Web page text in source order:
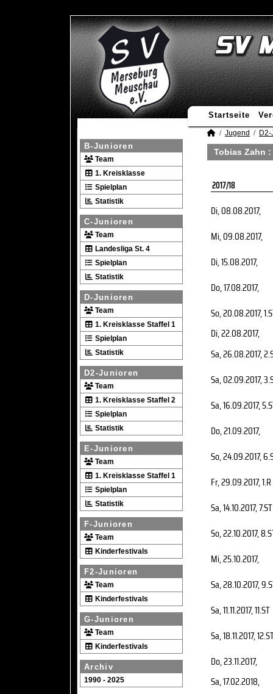
Startseite
B-Junioren
Team
1. Kreisklasse
Spielplan
Statistik
C-Junioren
Team
Landesliga St. 4
Spielplan
Statistik
D-Junioren
Team
1. Kreisklasse Staffel 1
Spielplan
Statistik
D2-Junioren
Team
1. Kreisklasse Staffel 2
Spielplan
Statistik
E-Junioren
Team
1. Kreisklasse Staffel 1
Spielplan
Statistik
F-Junioren
Team
Kinderfestivals
F2-Junioren
Team
Kinderfestivals
G-Junioren
Team
Kinderfestivals
Archiv
1990 - 2025
Jugend
Tobias Zahn
2017/18
Di, 08.08.2017,
Mi, 09.08.2017,
Di, 15.08.2017,
Do, 17.08.2017,
So, 20.08.2017,
Di, 22.08.2017,
Sa, 26.08.2017,
Sa, 02.09.2017,
Sa, 16.09.2017,
Do, 21.09.2017,
So, 24.09.2017,
Fr, 29.09.2017, 1.R
Sa, 14.10.2017, 7.ST
So, 22.10.2017,
Mi, 25.10.2017,
Sa, 28.10.2017,
Sa, 11.11.2017, 11.ST
Sa, 18.11.2017,
Do, 23.11.2017,
Sa, 17.02.2018,